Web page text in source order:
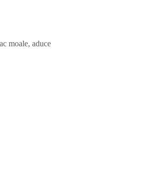
moale, aduce